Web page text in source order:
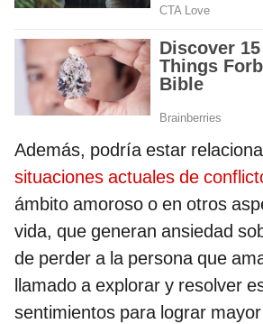
Además, podría estar
situaciones actuales de
ámbito amoroso o en otros
vida, que generan ansiedad
de perder a la persona que
llamado a explorar y resolver
sentimientos para lograr